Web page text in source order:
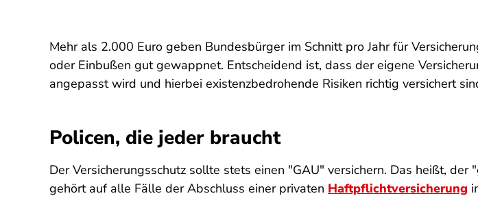
Mehr als 2.000 Euro geben Bundesbürger im Schnitt pro Jahr für
oder Einbußen gut gewappnet. Entscheidend ist, dass der eigene
angepasst wird und hierbei existenzbedrohende Risiken richtig versichert
Policen, die jeder braucht
Der Versicherungsschutz sollte stets einen "GAU" versichern. Das heißt,
gehört auf alle Fälle der Abschluss einer privaten Haftpflichtversicherung